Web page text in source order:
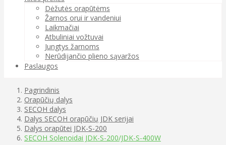
Dėžutės orapūtėms
Žarnos orui ir vandeniui
Laikmačiai
Atbuliniai vožtuvai
Jungtys žarnoms
Nerūdijančio plieno sąvaržos
Paslaugos
Pagrindinis
Orapūčių dalys
SECOH dalys
Dalys SECOH orapūčių JDK serijai
Dalys orapūtei JDK-S-200
SECOH Solenoidai JDK-S-200/JDK-S-400W